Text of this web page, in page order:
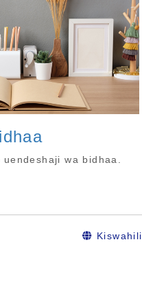
wa bidhaa.
Kiswahili